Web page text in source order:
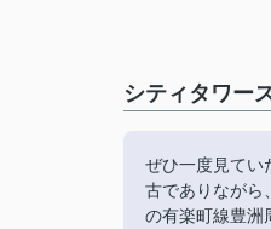
シティタワー
ぜひ一度見てい
古でありながら
の有楽町線豊洲